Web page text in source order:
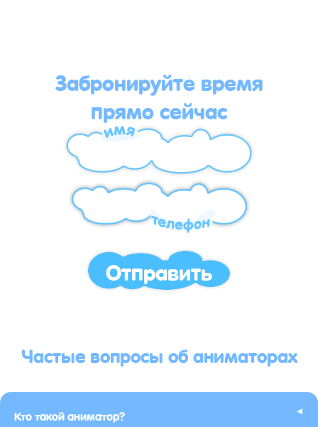
Забронируйте время
прямо сейчас
Отправить
Частые вопросы об аниматорах
Кто такой аниматор? ▸